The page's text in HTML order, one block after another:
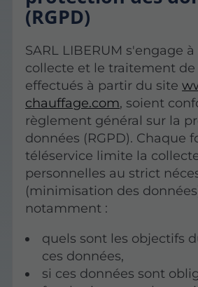
(RGPD)
SARL LIBERUM s'engage
collecte et le traitement de
effectués à partir du site
chauffage.com, soient
règlement général sur la
données (RGPD). Chaque
téléservice limite la
personnelles au strict
(minimisation des
notamment :
quels sont les objectifs
ces données,
si ces données sont